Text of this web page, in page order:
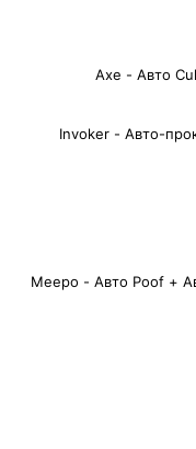
Axe - Авто
Invoker - Авто-
Meepo - Авто Poof +